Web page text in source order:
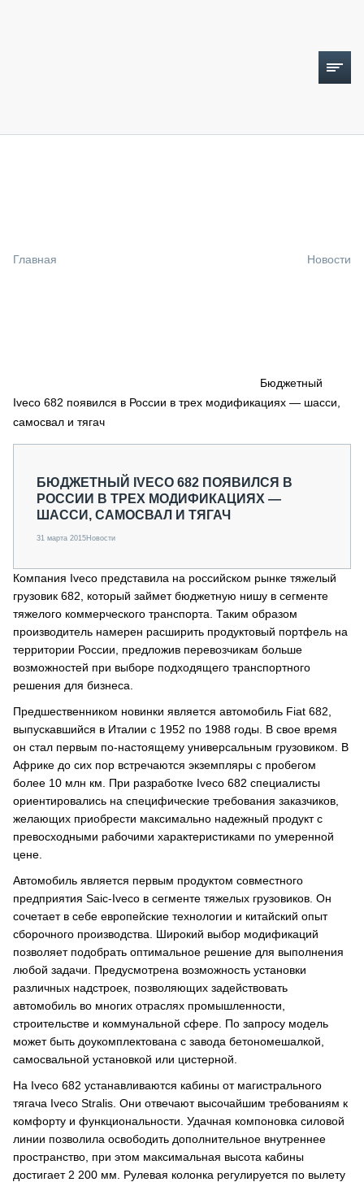
СПЕЦПРОЕКТЫ
МЕРОПРИЯТИЯ
СТАТЬИ ПО КАТЕГОРИЯМ ТЕХНИКИ
Главная Новости
Бюджетный
Iveco 682 появился в России в трех модификациях — шасси,
самосвал и тягач
БЮДЖЕТНЫЙ IVECO 682 ПОЯВИЛСЯ В
РОССИИ В ТРЕХ МОДИФИКАЦИЯХ —
ШАССИ, САМОСВАЛ И ТЯГАЧ
31 марта 2015Новости
Компания Iveco представила на российском рынке тяжелый
грузовик 682, который займет бюджетную нишу в сегменте
тяжелого коммерческого транспорта. Таким образом
производитель намерен расширить продуктовый портфель на
территории России, предложив перевозчикам больше
возможностей при выборе подходящего транспортного
решения для бизнеса.
Предшественником новинки является автомобиль Fiat 682,
выпускавшийся в Италии с 1952 по 1988 годы. В свое время
он стал первым по-настоящему универсальным грузовиком. В
Африке до сих пор встречаются экземпляры с пробегом
более 10 млн км. При разработке Iveco 682 специалисты
ориентировались на специфические требования заказчиков,
желающих приобрести максимально надежный продукт с
превосходными рабочими характеристиками по умеренной
цене.
Автомобиль является первым продуктом совместного
предприятия Saic-Iveco в сегменте тяжелых грузовиков. Он
сочетает в себе европейские технологии и китайский опыт
сборочного производства. Широкий выбор модификаций
позволяет подобрать оптимальное решение для выполнения
любой задачи. Предусмотрена возможность установки
различных надстроек, позволяющих задействовать
автомобиль во многих отраслях промышленности,
строительстве и коммунальной сфере. По запросу модель
может быть доукомплектована с завода бетономешалкой,
самосвальной установкой или цистерной.
На Iveco 682 устанавливаются кабины от магистрального
тягача Iveco Stralis. Они отвечают высочайшим требованиям к
комфорту и функциональности. Удачная компоновка силовой
линии позволила освободить дополнительное внутреннее
пространство, при этом максимальная высота кабины
достигает 2 200 мм. Рулевая колонка регулируется по вылету